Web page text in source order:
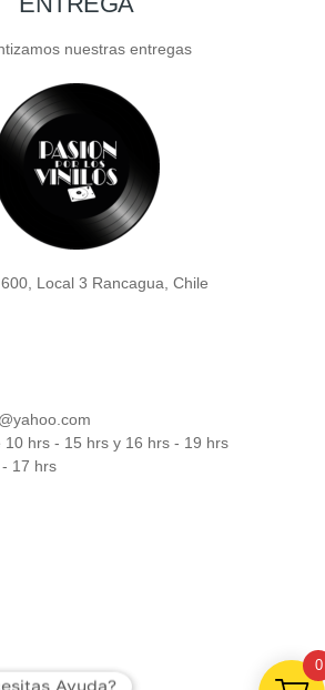
nuestras entregas
Local 3 Rancagua, Chile
10 hrs - 15 hrs y 16 hrs - 19 hrs
17 hrs
0
Ayuda?